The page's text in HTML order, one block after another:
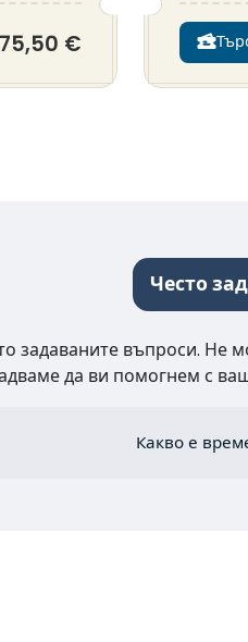
75,50 €
Често
задаваните въпроси. Не
да ви помогнем с
Какво е